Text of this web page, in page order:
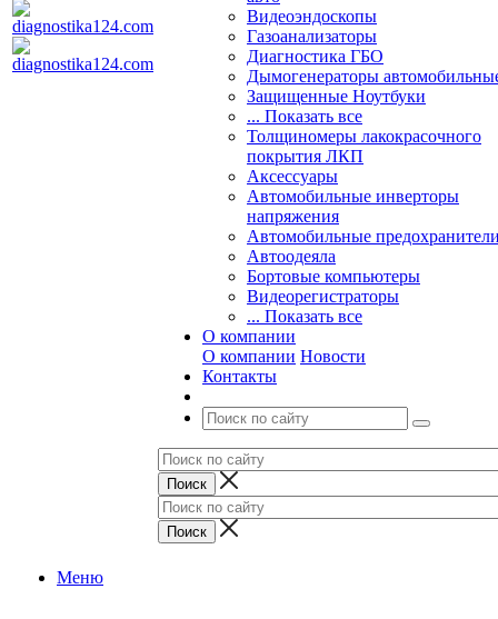
Видеоэндоскопы
Газоанализаторы
Диагностика ГБО
Дымогенераторы
Защищенные Ноутбуки
... Показать все
Толщиномеры лакокрасочного
покрытия ЛКП
Аксессуары
Автомобильные инверторы
напряжения
Автомобильные
Автоодеяла
Бортовые компьютеры
Видеорегистраторы
... Показать все
О компании
О компании Новости
Контакты
Меню